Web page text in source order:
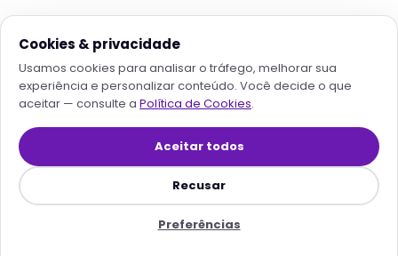
FORNECEDORES RECONHECIDOS
direitos reservados
Contratos
Termos·Cookies·Preferências de cookies
Reembolso·SLA Transparente·Mapa do site
Cookies & privacidade
Usamos cookies para analisar o tráfego, melhorar sua
experiência e personalizar conteúdo. Você decide o que
aceitar — consulte a Política de Cookies.
Recusar
Preferências
Aceitar todos